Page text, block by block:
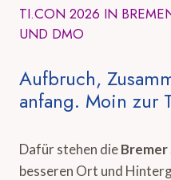
TI.CON 2026 IN
UND DMO
Aufbruch,
anfang. Moin zur
Dafür stehen die
besseren Ort und